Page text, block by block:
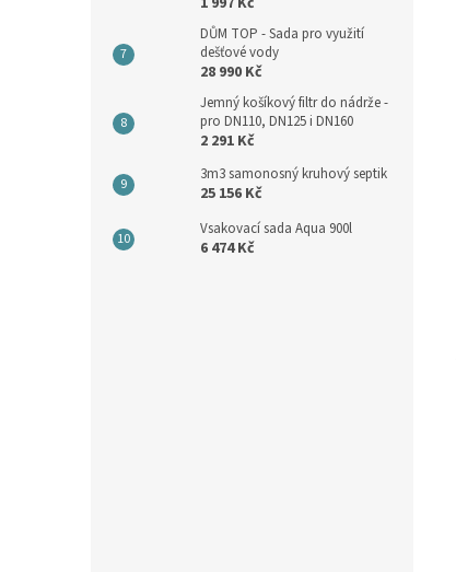
DŮM TOP - Sada pro využití
dešťové vody
28 990 Kč
Jemný košíkový filtr do nádrže -
pro DN110, DN125 i DN160
2 291 Kč
3m3 samonosný kruhový septik
25 156 Kč
Vsakovací sada Aqua 900l
6 474 Kč